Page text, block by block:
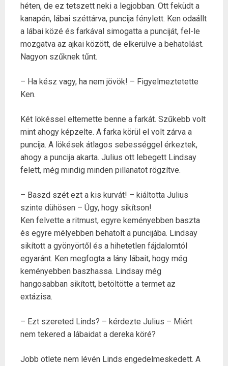
héten, de ez tetszett neki a legjobban. Ott feküdt a
kanapén, lábai széttárva, puncija fénylett. Ken odaállt
a lábai közé és farkával simogatta a punciját, fel-le
mozgatva az ajkai között, de elkerülve a behatolást.
Nagyon szűknek tűnt.
– Ha kész vagy, ha nem jövök! – Figyelmeztetette
Ken.
Két lökéssel eltemette benne a farkát. Szűkebb volt
mint ahogy képzelte. A farka körül el volt zárva a
puncija. A lökések átlagos sebességgel érkeztek,
ahogy a puncija akarta. Julius ott lebegett Lindsay
felett, még mindig minden pillanatot rögzítve.
– Baszd szét ezt a kis kurvát! – kiáltotta Julius
szinte dühösen – Úgy, hogy sikítson!
Ken felvette a ritmust, egyre keményebben baszta
és egyre mélyebben behatolt a puncijába. Lindsay
sikított a gyönyörtől és a hihetetlen fájdalomtól
egyaránt. Ken megfogta a lány lábait, hogy még
keményebben baszhassa. Lindsay még
hangosabban sikított, betöltötte a termet az
extázisa.
– Ezt szereted Linds? – kérdezte Julius – Miért
nem tekered a lábaidat a dereka köré?
Jobb ötlete nem lévén Linds engedelmeskedett. A